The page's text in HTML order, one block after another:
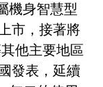
機身智慧型
市，接著將
他主要地區
發表，延續